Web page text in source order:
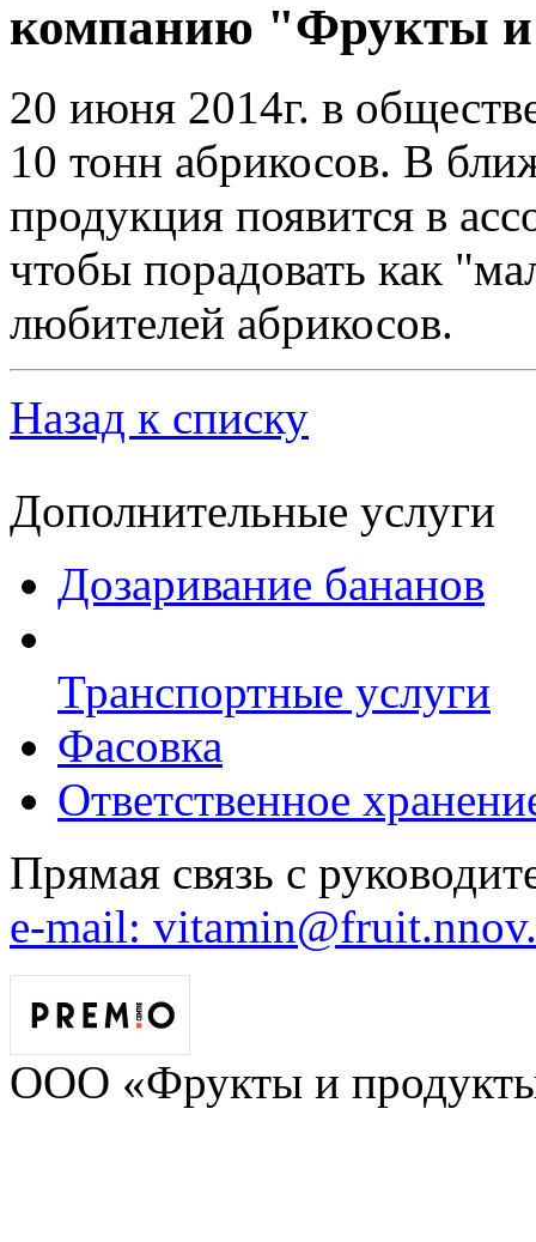
компанию "Фрукты
20 июня 2014г. в
10 тонн абрикосов. В
продукция появится в
чтобы порадовать как
любителей абрикосов.
Назад к списку
Дополнительные услуги
Дозаривание бананов
Транспортные услуги
Фасовка
Ответственное
Прямая связь с
e-mail:
ООО «Фрукты и